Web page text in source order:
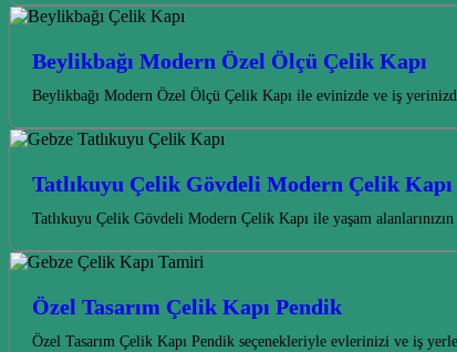
Beylikbağı Modern Özel Ölçü Çelik Kapı
Beylikbağı Modern Özel Ölçü Çelik Kapı ile evinizde ve iş
Tatlıkuyu Çelik Gövdeli Modern Çelik Kapı
Tatlıkuyu Çelik Gövdeli Modern Çelik Kapı ile yaşam
Özel Tasarım Çelik Kapı Pendik
Özel Tasarım Çelik Kapı Pendik seçenekleriyle evlerinizi ve iş